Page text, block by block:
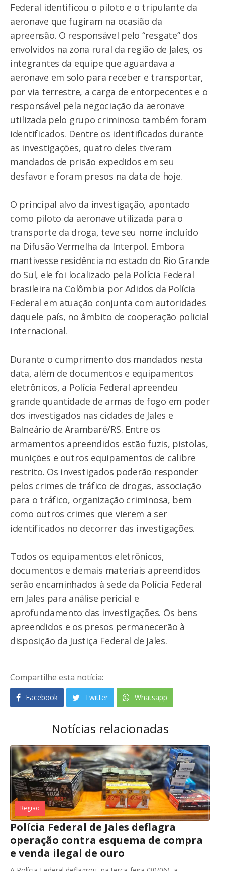
Federal identificou o piloto e o tripulante da
aeronave que fugiram na ocasião da
apreensão. O responsável pelo “resgate” dos
envolvidos na zona rural da região de Jales, os
integrantes da equipe que aguardava a
aeronave em solo para receber e transportar,
por via terrestre, a carga de entorpecentes e o
responsável pela negociação da aeronave
utilizada pelo grupo criminoso também foram
identificados. Dentre os identificados durante
as investigações, quatro deles tiveram
mandados de prisão expedidos em seu
desfavor e foram presos na data de hoje.
O principal alvo da investigação, apontado
como piloto da aeronave utilizada para o
transporte da droga, teve seu nome incluído
na Difusão Vermelha da Interpol. Embora
mantivesse residência no estado do Rio Grande
do Sul, ele foi localizado pela Polícia Federal
brasileira na Colômbia por Adidos da Polícia
Federal em atuação conjunta com autoridades
daquele país, no âmbito de cooperação policial
internacional.
Durante o cumprimento dos mandados nesta
data, além de documentos e equipamentos
eletrônicos, a Polícia Federal apreendeu
grande quantidade de armas de fogo em poder
dos investigados nas cidades de Jales e
Balneário de Arambaré/RS. Entre os
armamentos apreendidos estão fuzis, pistolas,
munições e outros equipamentos de calibre
restrito. Os investigados poderão responder
pelos crimes de tráfico de drogas, associação
para o tráfico, organização criminosa, bem
como outros crimes que vierem a ser
identificados no decorrer das investigações.
Todos os equipamentos eletrônicos,
documentos e demais materiais apreendidos
serão encaminhados à sede da Polícia Federal
em Jales para análise pericial e
aprofundamento das investigações. Os bens
apreendidos e os presos permanecerão à
disposição da Justiça Federal de Jales.
Compartilhe esta notícia:
Facebook Twitter Whatsapp
Notícias relacionadas
Região
Polícia Federal de Jales deflagra
operação contra esquema de compra
e venda ilegal de ouro